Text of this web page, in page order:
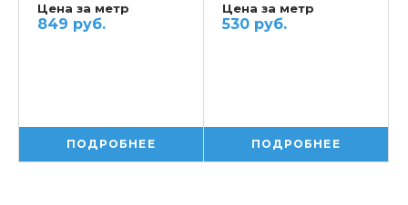
Цена за метр
849 руб.
ПОДРОБНЕЕ
Цена за метр
530 руб.
ПОДРОБНЕЕ